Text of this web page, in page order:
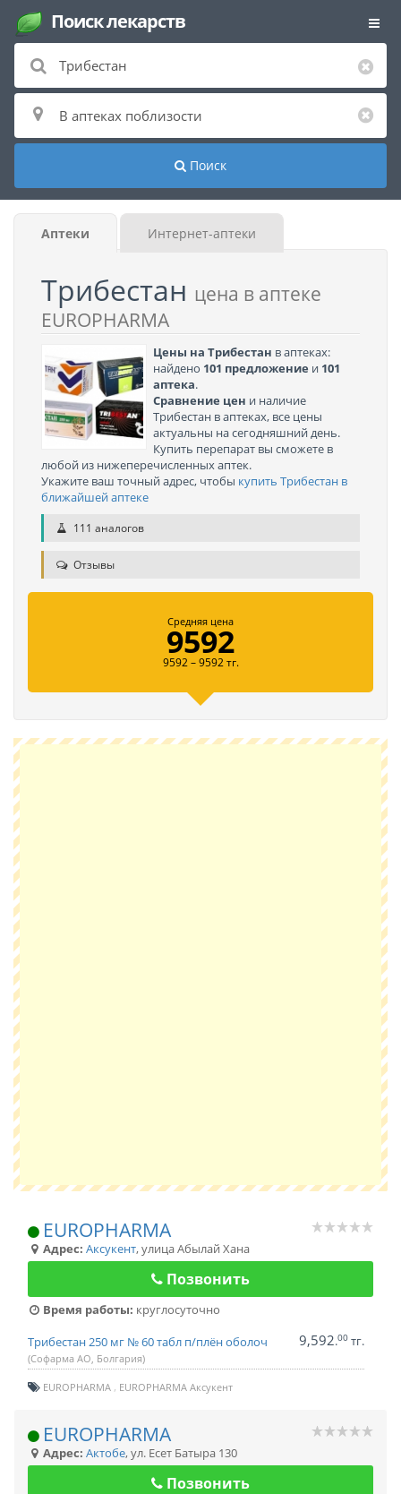
Поиск лекарств
Поиск
Аптеки Интернет-аптеки
Трибестан цена в аптеке
EUROPHARMA
Цены на Трибестан в аптеках:
найдено 101 предложение и 101
аптека.
Сравнение цен и наличие
Трибестан в аптеках, все цены
актуальны на сегодняшний день.
Купить перепарат вы сможете в
любой из нижеперечисленных аптек.
Укажите ваш точный адрес, чтобы купить Трибестан в
ближайшей аптеке
111 аналогов
Отзывы
Средняя цена
9592
9592 – 9592 тг.
EUROPHARMA
Адрес: Аксукент,улица Абылай Хана
Позвонить
Время работы: круглосуточно
Трибестан 250 мг № 60 табл п/плён оболоч
(Софарма АО, Болгария)
9,592.00 тг.
EUROPHARMA EUROPHARMA Аксукент
EUROPHARMA
Адрес: Актобе,ул. Есет Батыра 130
Позвонить